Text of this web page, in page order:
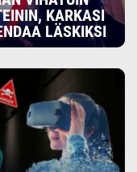
KARKASI
LÄSKIKSI